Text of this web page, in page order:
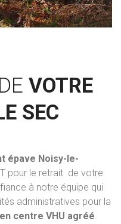
VOTRE
SEC
épave Noisy-le-
pour le retrait de votre
à notre équipe qui
administratives pour la
centre VHU agréé.